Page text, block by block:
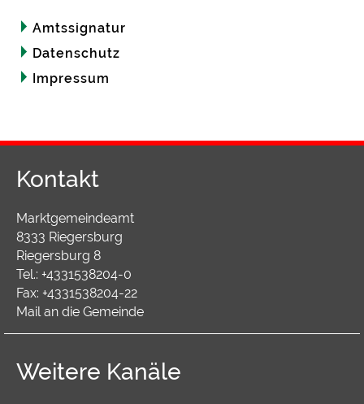
Amtssignatur
Datenschutz
Impressum
Kontakt
Marktgemeindeamt
8333 Riegersburg
Riegersburg 8
Tel.: +4331538204-0
Fax: +4331538204-22
Mail an die Gemeinde
Weitere Kanäle